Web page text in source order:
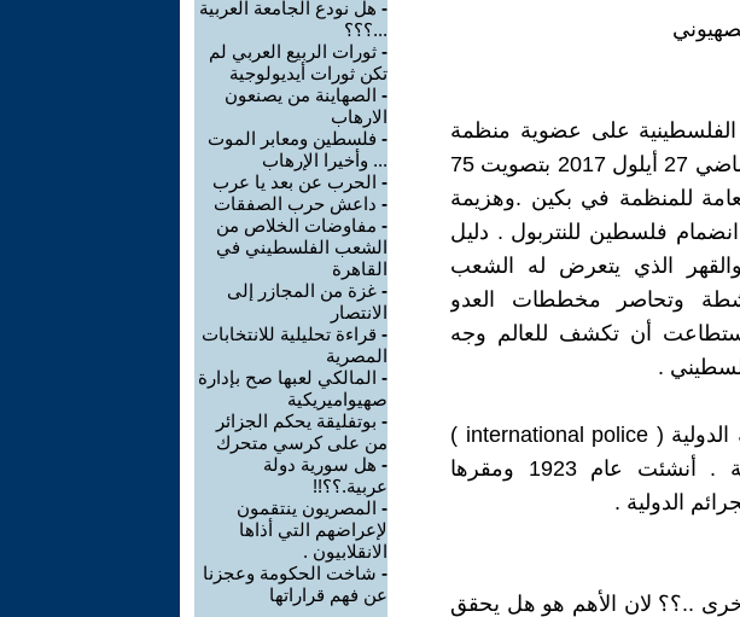
على عضوية منظمة
الشرطة الجنائية الدولية (الإنتربول( يوم الأربعاء الماضي 27 أيلول 2017 بتصويت 75
للمنظمة في بكين .وهزيمة
فلسطين للنتربول . دليل
الذي يتعرض له الشعب
نشطة وتحاصر مخططات العدو
أن تكشف للعالم وجه
.
الإنتربول ( ( Interpol. هي اختصار لكلمة الشرطة الدولية ( international police )
واسمها الكامل منظمة الشرطة الجنائية الدولية . أنشئت عام 1923 ومقرها
الدولية .
..؟؟ لان الأهم هو هل يحقق
- هل نودع الجامعة العربية
...؟؟؟
- ثورات الربيع العربي لم
تكن ثورات أيديولوجية
- الصهاينة من يصنعون
الارهاب
- فلسطين ومعابر الموت
... وأخيرا الإرهاب
- الحرب عن بعد يا عرب
- داعش حرب الصفقات
- مفاوضات الخلاص من
الشعب الفلسطيني في
القاهرة
- غزة من المجازر إلى
الانتصار
- قراءة تحليلية للانتخابات
المصرية
- المالكي لعبها صح بإدارة
صهيواميريكية
- بوتفليقة يحكم الجزائر
من على كرسي متحرك
- هل سورية دولة
عربية.؟؟!!
- المصريون ينتقمون
لإعراضهم التي أذاها
الانقلابيون .
- شاخت الحكومة وعجزنا
عن فهم قراراتها